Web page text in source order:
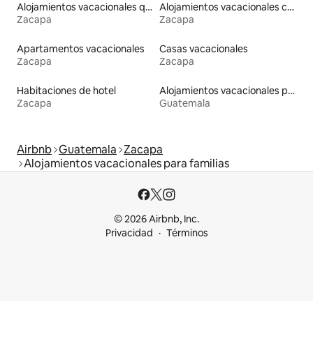
Alojamientos vacacionales que admiten mascotas
Zacapa
Alojamientos vacacionales con piscina
Zacapa
Apartamentos vacacionales
Zacapa
Casas vacacionales
Zacapa
Habitaciones de hotel
Zacapa
Alojamientos vacacionales para familias
Guatemala
Airbnb Guatemala Zacapa
Alojamientos vacacionales para familias
© 2026 Airbnb, Inc.
Privacidad
Términos